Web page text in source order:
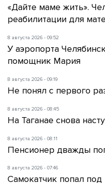
«Дайте маме жить».
реабилитации для
8 августа 2026 - 09:52
У аэропорта
помощник Мария
8 августа 2026 - 09:19
Не понял с первого
8 августа 2026 - 08:45
На Таганае снова
8 августа 2026 - 08:11
Пенсионер дважды
8 августа 2026 - 07:46
Самокатчик попал